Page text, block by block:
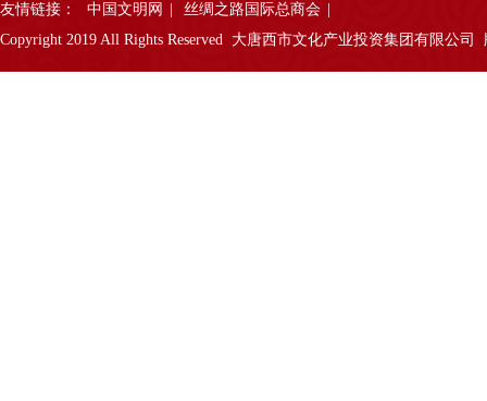
友情链接： 中国文明网 丝绸之路国际总商会
Copyright 2019 All Rights Reserved 大唐西市文化产业投资集团有限公